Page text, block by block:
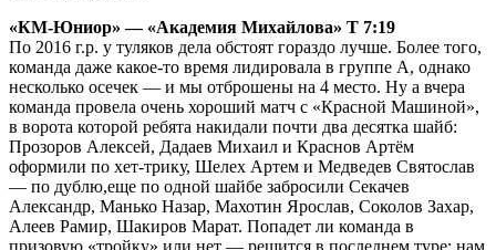
«КМ-Юниор» — «Академия Михайлова» Т 7:19
По 2016 г.р. у туляков дела обстоят гораздо лучше. Более того,
команда даже какое-то время лидировала в группе А, однако
несколько осечек — и мы отброшены на 4 место. Ну а вчера
команда провела очень хороший матч с «Красной Машиной»,
в ворота которой ребята накидали почти два десятка шайб:
Прозоров Алексей, Дадаев Михаил и Краснов Артём
оформили по хет-трику, Шелех Артем и Медведев Святослав
— по дублю,еще по одной шайбе забросили Секачев
Александр, Манько Назар, Махотин Ярослав, Соколов Захар,
Алеев Рамир, Шакиров Марат. Попадет ли команда в
призовую «тройку» или нет — решится в последнем туре: нам